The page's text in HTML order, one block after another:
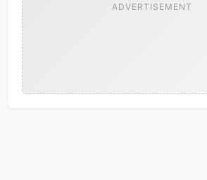
ADVERTISEMENT